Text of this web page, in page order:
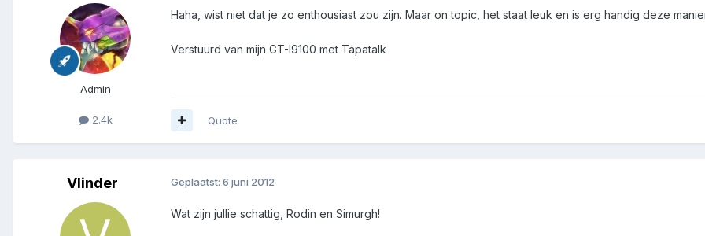
Admin
2.4k
Haha, wist niet dat je zo enthousiast zou zijn. Maar on topic, het staat leuk en is erg handig deze
Verstuurd van mijn GT-I9100 met Tapatalk
Quote
Vlinder Geplaatst: 6 juni 2012
Wat zijn jullie schattig, Rodin en Simurgh!